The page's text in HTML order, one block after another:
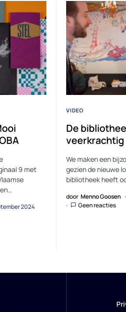
9 met
2024
VIDEO
De
We maken een
gezien de nieuwe
bibliotheek heeft
door Menno Goosen
Geen reacties